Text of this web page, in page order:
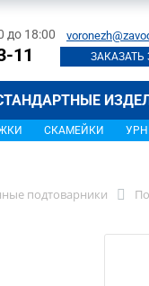
до 18:00
11 ЗАКАЗАТЬ
СКАМЕЙКИ
подтоварники